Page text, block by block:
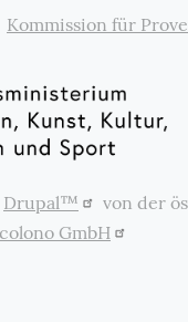
Kommission für
Drupal™
von der
GmbH